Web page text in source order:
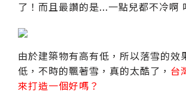
了！而且最讚的是...一點兒都不冷啊
由於建築物有高有低，所以落雪的效
低，不時的飄著雪，真的太酷了， 台
來打造一個好嗎？